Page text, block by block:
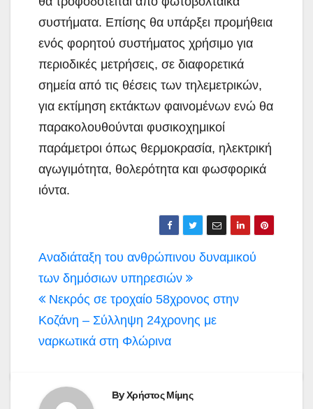
συστήματα. Επίσης θα υπάρξει προμήθεια
ενός φορητού συστήματος χρήσιμο για
περιοδικές μετρήσεις, σε διαφορετικά
σημεία από τις θέσεις των τηλεμετρικών,
για εκτίμηση εκτάκτων φαινομένων ενώ θα
παρακολουθούνται φυσικοχημικοί
παράμετροι όπως θερμοκρασία, ηλεκτρική
αγωγιμότητα, θολερότητα και φωσφορικά
ιόντα.
Πλοήγηση
άρθρων
Αναδιάταξη του ανθρώπινου δυναμικού
των δημόσιων υπηρεσιών
Νεκρός σε τροχαίο 58χρονος στην
Κοζάνη – Σύλληψη 24χρονης με
ναρκωτικά στη Φλώρινα
ByΧρήστος Μίμης